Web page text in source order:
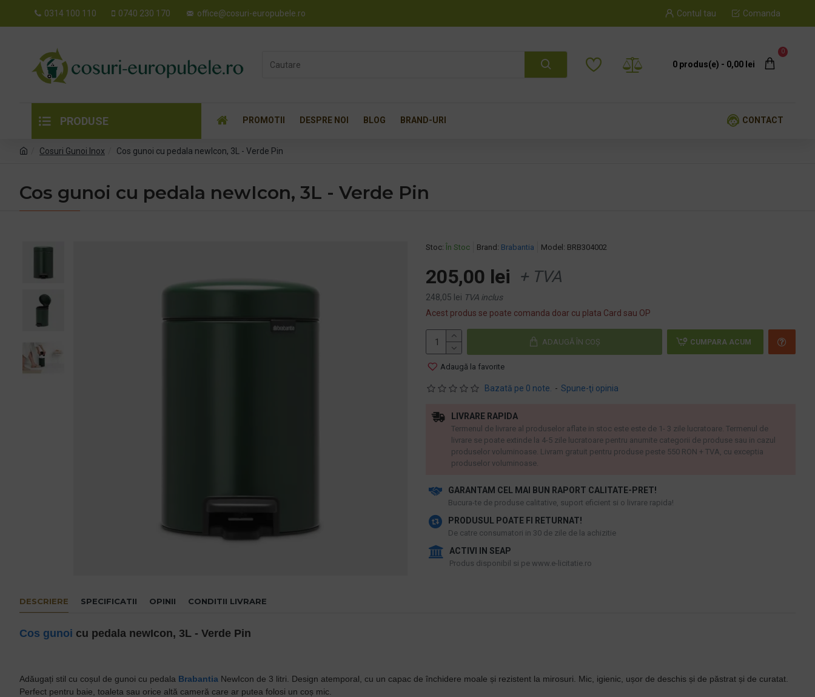
0314 100 110 0740 230 170 office@cosuri-europubele.ro Contul tau Comanda
0 produs(e) - 0,00 lei
0
PRODUSE PROMOTII DESPRE NOI BLOG BRAND-URI CONTACT
Cosuri Gunoi Inox Cos gunoi cu pedala newIcon, 3L - Verde Pin
Cos gunoi cu pedala newIcon, 3L - Verde Pin
Stoc: În Stoc Brand: Brabantia Model: BRB304002
Bazată pe 0 note. - Spune-ţi opinia
205,00 lei + TVA
248,05 lei TVA inclus
Acest produs se poate comanda doar cu plata Card sau OP
ADAUGĂ ÎN COŞ CUMPARA ACUM
Adaugă la favorite
GARANTAM CEL MAI BUN RAPORT CALITATE-PRET!
​Bucura-te de produse calitative, suport eficient si o livrare rapida!
PRODUSUL POATE FI RETURNAT!
De catre consumatori in 30 de zile de la achizitie
ACTIVI IN SEAP
Produs disponibil si pe www.e-licitatie.ro
LIVRARE RAPIDA
Termenul de livrare al produselor aflate in stoc este este de 1- 3 zile lucratoare. Termenul de
livrare se poate extinde la 4-5 zile lucratoare pentru anumite categorii de produse sau in cazul
produselor voluminoase. Livram gratuit pentru produse peste 550 RON + TVA, cu exceptia
produselor voluminoase.
DESCRIERE SPECIFICATII OPINII CONDITII LIVRARE
Cos gunoi cu pedala newIcon, 3L - Verde Pin
Adăugați stil cu coșul de gunoi cu pedala Brabantia NewIcon de 3 litri. Design atemporal, cu un capac de închidere moale și rezistent la mirosuri. Mic, igienic, ușor de deschis și de păstrat și de curatat.
Perfect pentru baie, toaleta sau orice altă cameră care ar putea folosi un coș mic.